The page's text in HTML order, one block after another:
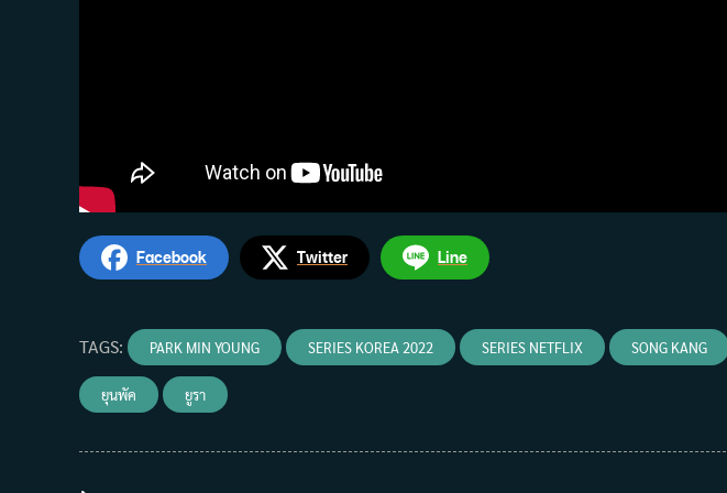
Facebook Twitter Line
TAGS: PARK MIN YOUNG SERIES KOREA 2022 SERIES NETFLIX SONG KANG
ยุนพัค ยูรา